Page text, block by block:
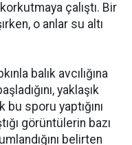
çalıştı. Bir
o anlar su altı
balık avcılığına
yaklaşık
sporu yaptığını
görüntülerin bazı
belirten